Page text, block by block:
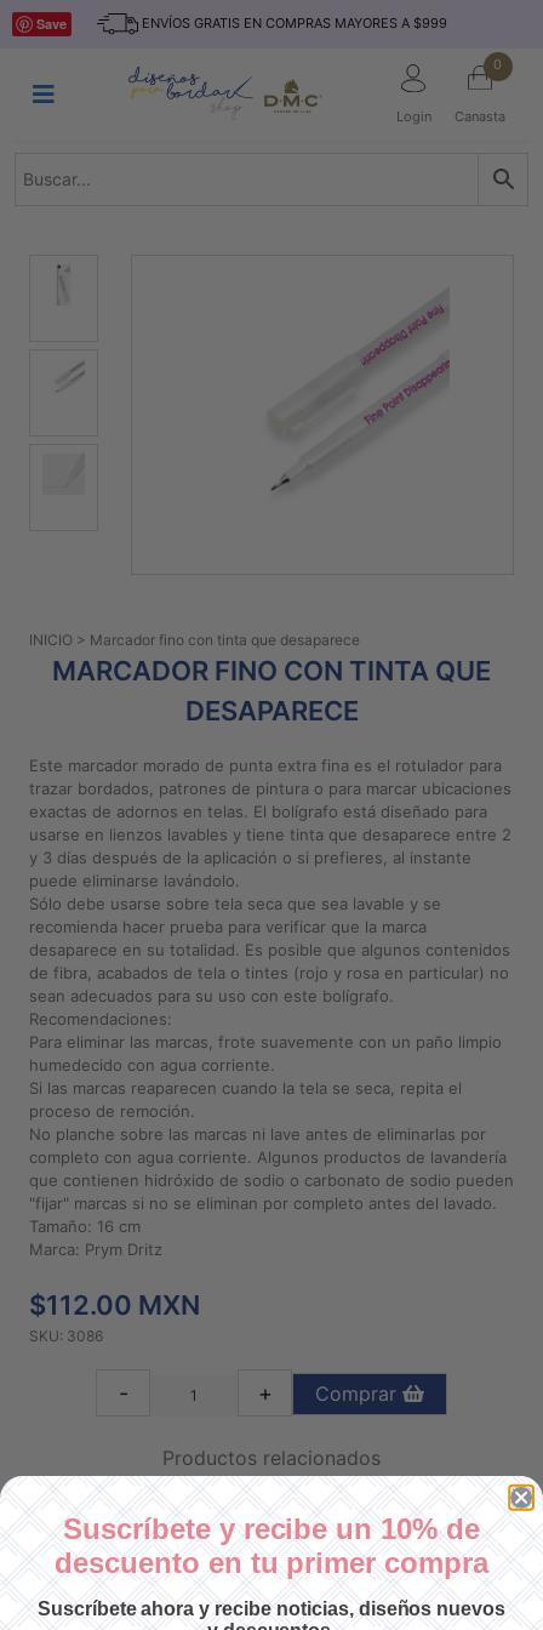
Saltar
ENVÍOS GRATIS EN COMPRAS MAYORES A $999
Login
0
Canasta
INICIO
TEJIDO
MARCAS
DESCUENTOS
Preguntas
frecuentes
Políticas
2026
Diseños
Para
Bordar
Save
INICIO > Marcador fino con tinta que desaparece
MARCADOR FINO CON TINTA QUE
DESAPARECE
Este marcador morado de punta extra fina es el rotulador para
trazar bordados, patrones de pintura o para marcar ubicaciones
exactas de adornos en telas. El bolígrafo está diseñado para
usarse en lienzos lavables y tiene tinta que desaparece entre 2
y 3 días después de la aplicación o si prefieres, al instante
puede eliminarse lavándolo.
Sólo debe usarse sobre tela seca que sea lavable y se
recomienda hacer prueba para verificar que la marca
desaparece en su totalidad. Es posible que algunos contenidos
de fibra, acabados de tela o tintes (rojo y rosa en particular) no
sean adecuados para su uso con este bolígrafo.
Recomendaciones:
Para eliminar las marcas, frote suavemente con un paño limpio
humedecido con agua corriente.
Si las marcas reaparecen cuando la tela se seca, repita el
proceso de remoción.
No planche sobre las marcas ni lave antes de eliminarlas por
completo con agua corriente. Algunos productos de lavandería
que contienen hidróxido de sodio o carbonato de sodio pueden
"fijar" marcas si no se eliminan por completo antes del lavado.
Tamaño: 16 cm
Marca: Prym Dritz
$112.00 MXN
SKU: 3086
- + Comprar
Productos relacionados
Suscríbete y recibe un 10% de
descuento en tu primer compra
Suscríbete ahora y recibe noticias, diseños nuevos